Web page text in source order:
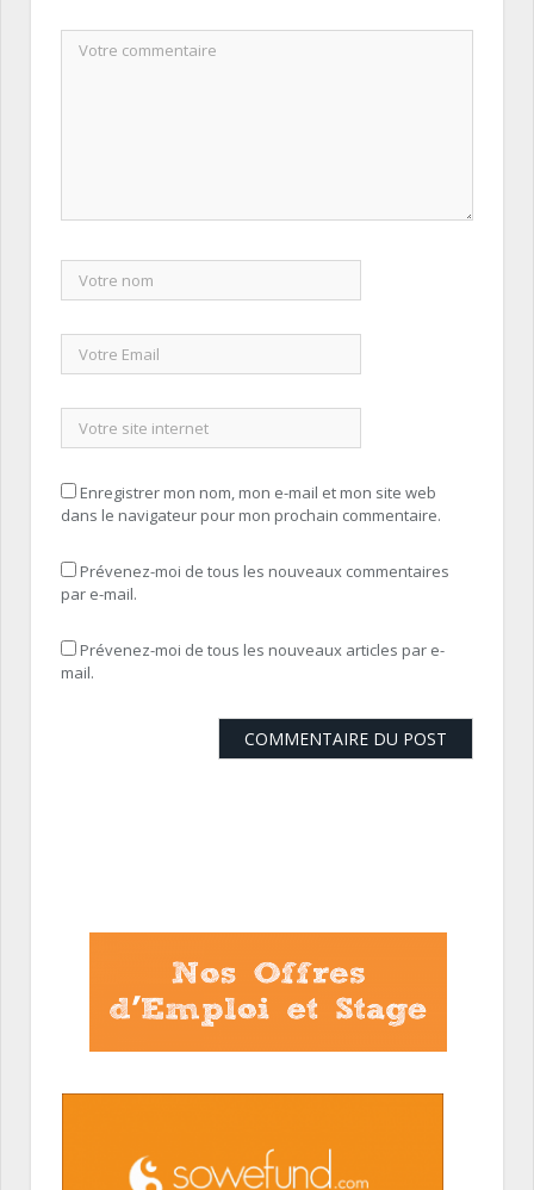
Enregistrer mon nom, mon e-mail et mon site web
dans le navigateur pour mon prochain commentaire.
Prévenez-moi de tous les nouveaux commentaires
par e-mail.
Prévenez-moi de tous les nouveaux articles par e-
mail.